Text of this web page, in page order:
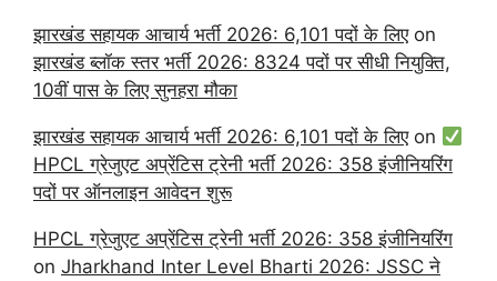
झारखंड सहायक आचार्य भर्ती 2026: 6,101 पदों के लिएon
झारखंड ब्लॉक स्तर भर्ती 2026: 8324 पदों पर सीधी नियुक्ति,
10वीं पास के लिए सुनहरा मौका
झारखंड सहायक आचार्य भर्ती 2026: 6,101 पदों के लिएon
HPCL ग्रेजुएट अप्रेंटिस ट्रेनी भर्ती 2026: 358 इंजीनियरिंग
पदों पर ऑनलाइन आवेदन शुरू
HPCL ग्रेजुएट अप्रेंटिस ट्रेनी भर्ती 2026: 358 इंजीनियरिंग
on Jharkhand Inter Level Bharti 2026: JSSC ने